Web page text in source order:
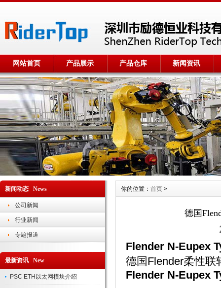
网站首页 产品展示 产品仓库 新闻资讯
新闻动态 News
公司新闻
行业新闻
专题报道
最新资讯 New
PSC ETH以太网模块介绍
你的位置： 首页 >
德国
Flender N-Eupex
德国Flender柔性联
Flender N-Eupex